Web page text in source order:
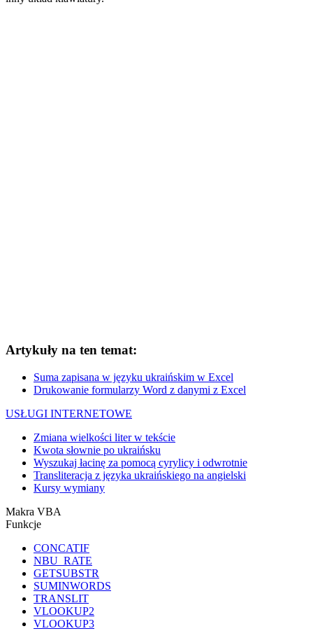
Artykuły na ten temat:
Suma zapisana w języku ukraińskim w Excel
Drukowanie formularzy Word z danymi z Excel
USŁUGI INTERNETOWE
Zmiana wielkości liter w tekście
Kwota słownie po ukraińsku
Wyszukaj łacinę za pomocą cyrylicy i odwrotnie
Transliteracja z języka ukraińskiego na angielski
Kursy wymiany
Makra VBA
Funkcje
CONCATIF
NBU_RATE
GETSUBSTR
SUMINWORDS
TRANSLIT
VLOOKUP2
VLOOKUP3